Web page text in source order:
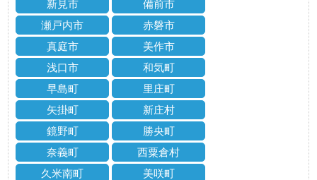
新見市
備前市
瀬戸内市
赤磐市
真庭市
美作市
浅口市
和気町
早島町
里庄町
矢掛町
新庄村
鏡野町
勝央町
奈義町
西粟倉村
久米南町
美咲町